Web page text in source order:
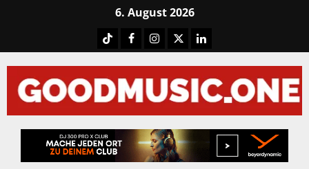
6. August 2026
TiktokFacebook
Instagram
X LinkedIN